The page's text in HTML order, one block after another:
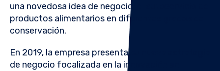
una novedosa idea de negocio: el autoservicio de
productos alimentarios en diferentes grados de
conservación.
En 2019, la empresa presenta su nueva estrategia
de negocio focalizada en la innovación en